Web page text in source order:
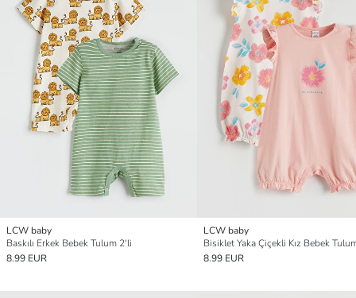
LCW baby
Baskılı Erkek Bebek Tulum 2'li
8.99 EUR
LCW baby
Bisiklet Yaka Çiçekli Kız Bebek
8.99 EUR